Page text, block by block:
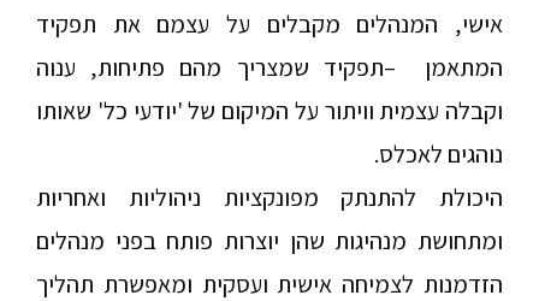
אישי, המנהלים מקבלים על עצמם את תפקיד
המתאמן
–תפקיד שמצריך מהם פתיחות, ענוה
וקבלה עצמית וויתור על המיקום של 'יודעי כל' שאותו
נוהגים לאכלס.
היכולת להתנתק מפונקציות ניהוליות ואחריות
ומתחושת מנהיגות שהן יוצרות פותח בפני מנהלים
הזדמנות לצמיחה אישית ועסקית ומאפשרת תהליך